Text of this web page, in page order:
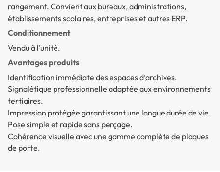
rangement. Convient aux bureaux, administrations,
établissements scolaires, entreprises et autres ERP.
Conditionnement
Vendu à l’unité.
Avantages produits
Identification immédiate des espaces d’archives.
Signalétique professionnelle adaptée aux environnements
tertiaires.
Impression protégée garantissant une longue durée de vie.
Pose simple et rapide sans perçage.
Cohérence visuelle avec une gamme complète de plaques
de porte.